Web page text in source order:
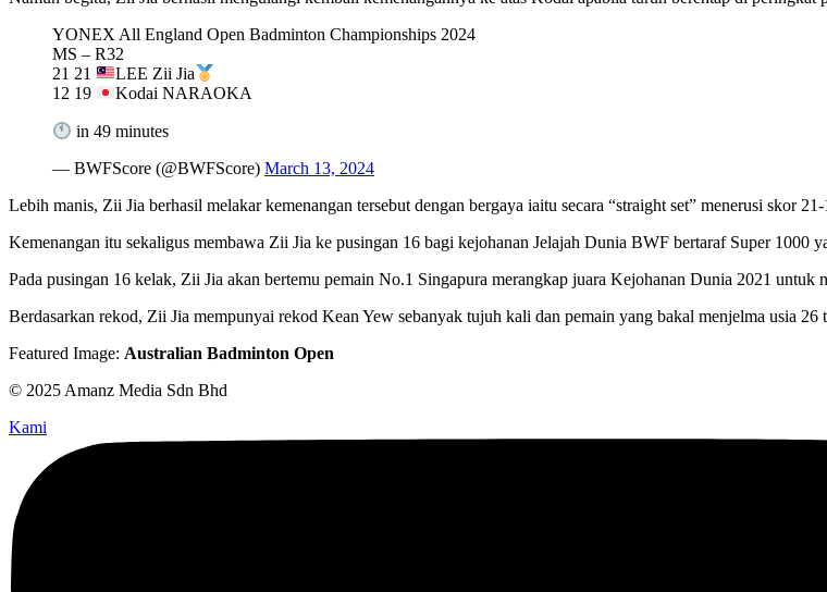
YONEX All England Open Badminton Championships 2024
MS – R32
21 21
LEE Zii Jia
12 19
Kodai NARAOKA
in 49 minutes
— BWFScore (@BWFScore) March 13, 2024
Lebih manis, Zii Jia berhasil melakar kemenangan tersebut dengan bergaya iaitu secara “straight set” menerusi skor
Kemenangan itu sekaligus membawa Zii Jia ke pusingan 16 bagi kejohanan Jelajah Dunia BWF bertaraf Super 1000
Pada pusingan 16 kelak, Zii Jia akan bertemu pemain No.1 Singapura merangkap juara Kejohanan Dunia 2021 untuk
Berdasarkan rekod, Zii Jia mempunyai rekod Kean Yew sebanyak tujuh kali dan pemain yang bakal menjelma usia 26
Featured Image: Australian Badminton Open
© 2025 Amanz Media Sdn Bhd
Kami